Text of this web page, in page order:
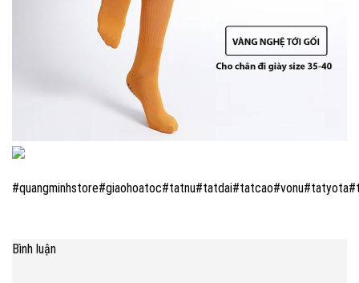
Bình luận